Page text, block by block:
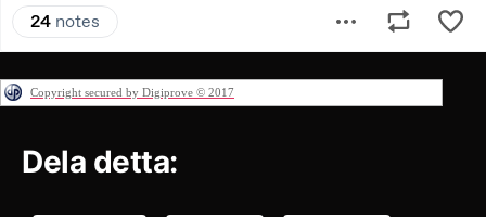
Copyright secured by Digiprove © 2017
Dela detta: